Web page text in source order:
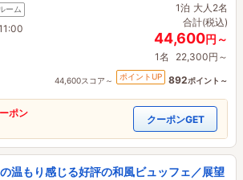
ーム
1泊 大人2名
合計(税込)
44,600円～
1名 22,300円～
44,600スコア～ ポイントUP 892ポイント～
ポン
クーポンGET
の温もり感じる好評の和風ビュッフェ／展望